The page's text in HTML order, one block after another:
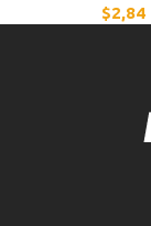
$2,84